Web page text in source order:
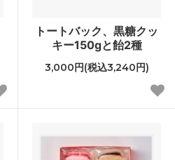
トートバック、黒糖クッ
キー150gと飴2種
3,000円(税込3,240円)